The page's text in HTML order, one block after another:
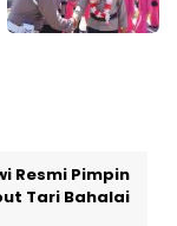
Resmi Pimpin
Tari Bahalai